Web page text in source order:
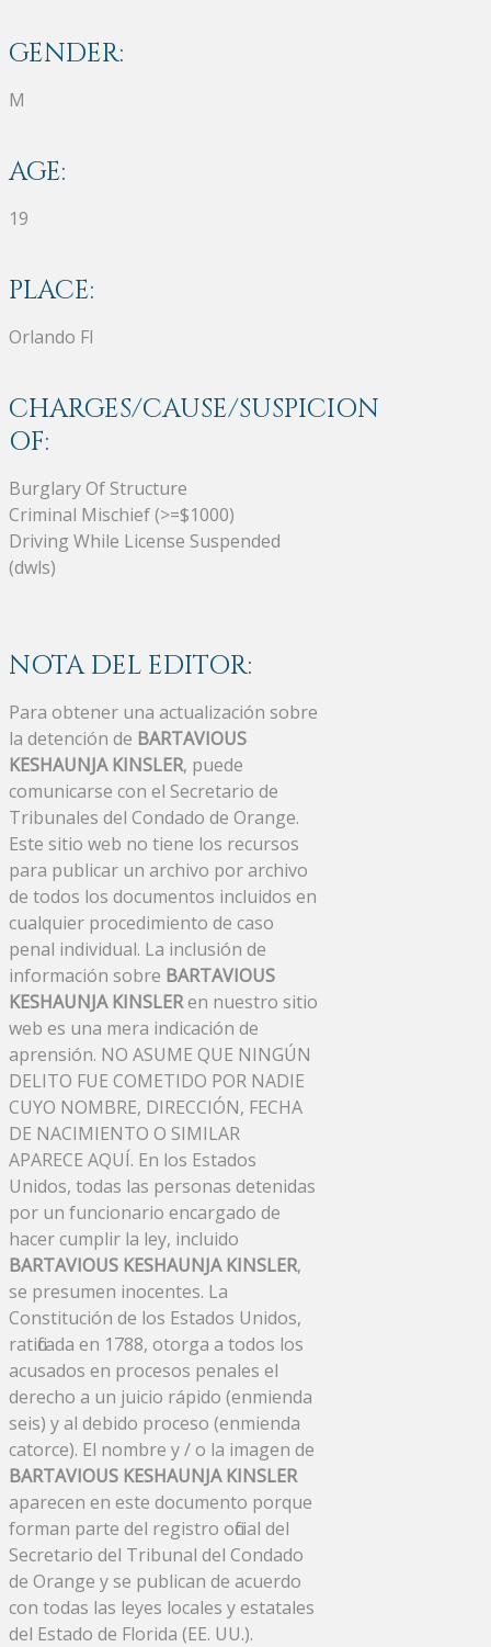
GENDER:
M
AGE:
19
PLACE:
Orlando Fl
CHARGES/CAUSE/SUSPICION
OF:
Burglary Of Structure
Criminal Mischief (>=$1000)
Driving While License Suspended
(dwls)
NOTA DEL EDITOR:
Para obtener una actualización sobre
la detención de BARTAVIOUS
KESHAUNJA KINSLER, puede
comunicarse con el Secretario de
Tribunales del Condado de Orange.
Este sitio web no tiene los recursos
para publicar un archivo por archivo
de todos los documentos incluidos en
cualquier procedimiento de caso
penal individual. La inclusión de
información sobre BARTAVIOUS
KESHAUNJA KINSLERen nuestro sitio
web es una mera indicación de
aprensión. NO ASUME QUE NINGÚN
DELITO FUE COMETIDO POR NADIE
CUYO NOMBRE, DIRECCIÓN, FECHA
DE NACIMIENTO O SIMILAR
APARECE AQUÍ. En los Estados
Unidos, todas las personas detenidas
por un funcionario encargado de
hacer cumplir la ley, incluido
BARTAVIOUS KESHAUNJA KINSLER,
se presumen inocentes. La
Constitución de los Estados Unidos,
ratificada en 1788, otorga a todos los
acusados ​​en procesos penales el
derecho a un juicio rápido (enmienda
seis) y al debido proceso (enmienda
catorce). El nombre y / o la imagen de
BARTAVIOUS KESHAUNJA KINSLER
aparecen en este documento porque
forman parte del registro oficial del
Secretario del Tribunal del Condado
de Orange y se publican de acuerdo
con todas las leyes locales y estatales
del Estado de Florida (EE. UU.).